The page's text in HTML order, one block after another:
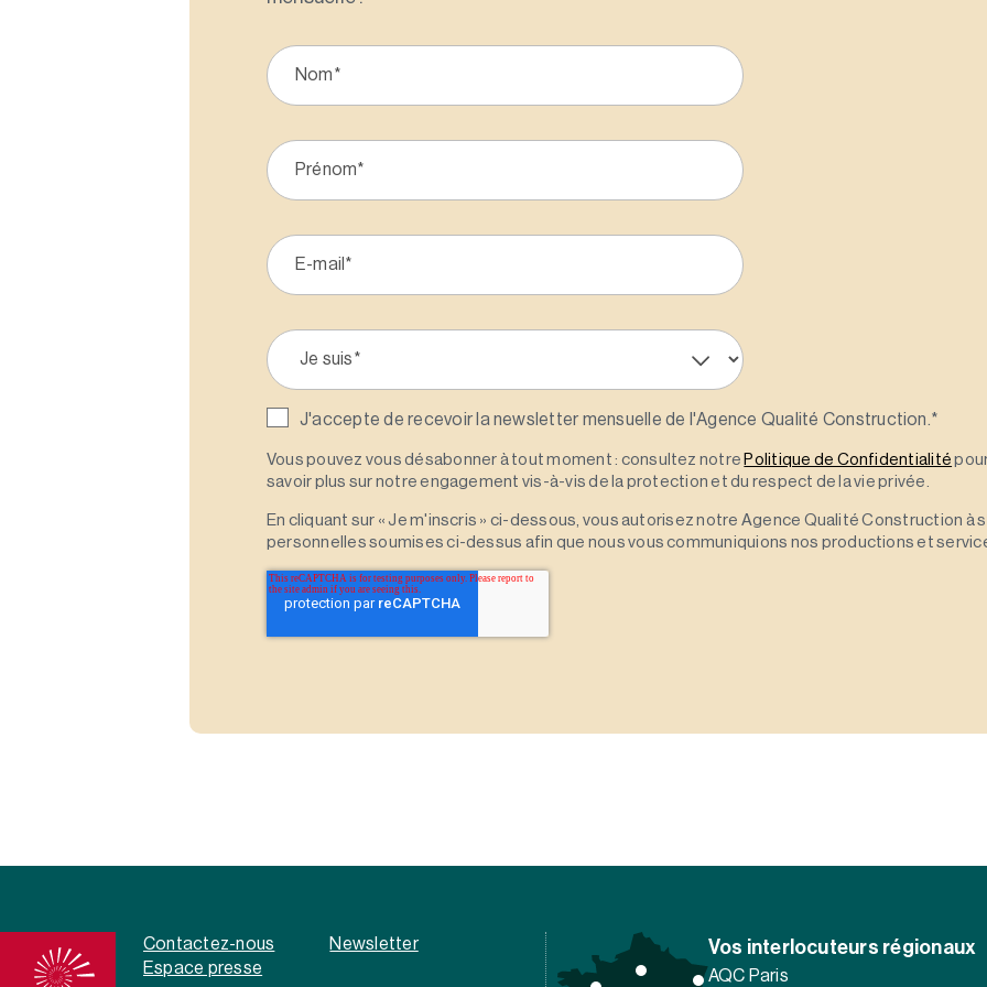
J'accepte de recevoir la newsletter mensuelle de l'Agence Qualité Construction.*
Vous pouvez vous désabonner à tout moment : consultez notre Politique de Confidentialité
savoir plus sur notre engagement vis-à-vis de la protection et du respect de la vie privée.
En cliquant sur « Je m'inscris » ci-dessous, vous autorisez notre Agence Qualité Construction
personnelles soumises ci-dessus afin que nous vous communiquions nos productions et
Contactez-nous
Newsletter
Espace presse
Vos interlocuteurs régionaux
AQC Paris